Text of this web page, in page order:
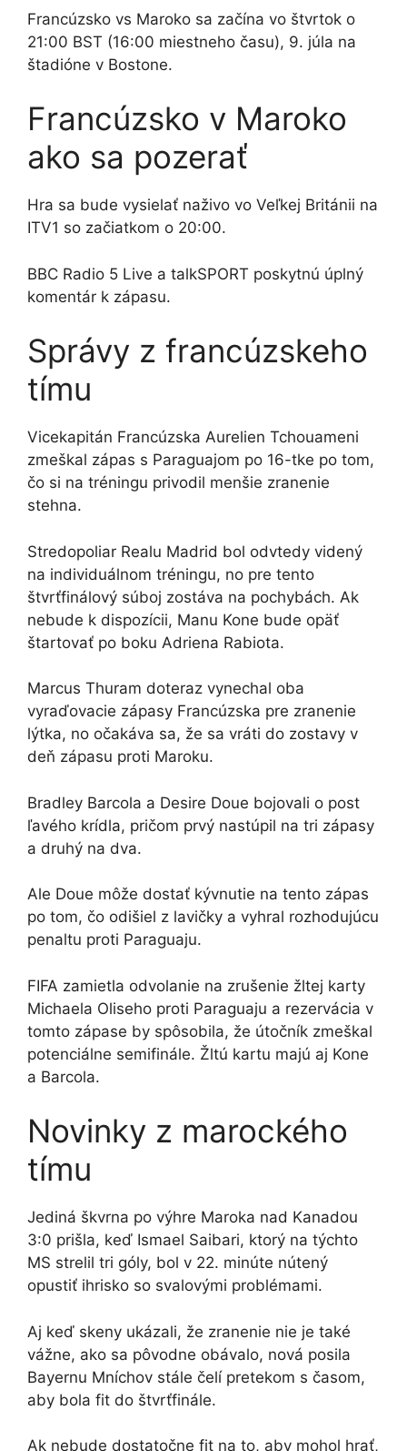
Francúzsko vs Maroko sa začína vo štvrtok o
21:00 BST (16:00 miestneho času), 9. júla na
štadióne v Bostone.
Francúzsko v Maroko
ako sa pozerať
Hra sa bude vysielať naživo vo Veľkej Británii na
ITV1 so začiatkom o 20:00.
BBC Radio 5 Live a talkSPORT poskytnú úplný
komentár k zápasu.
Správy z francúzskeho
tímu
Vicekapitán Francúzska Aurelien Tchouameni
zmeškal zápas s Paraguajom po 16-tke po tom,
čo si na tréningu privodil menšie zranenie
stehna.
Stredopoliar Realu Madrid bol odvtedy videný
na individuálnom tréningu, no pre tento
štvrťfinálový súboj zostáva na pochybách. Ak
nebude k dispozícii, Manu Kone bude opäť
štartovať po boku Adriena Rabiota.
Marcus Thuram doteraz vynechal oba
vyraďovacie zápasy Francúzska pre zranenie
lýtka, no očakáva sa, že sa vráti do zostavy v
deň zápasu proti Maroku.
Bradley Barcola a Desire Doue bojovali o post
ľavého krídla, pričom prvý nastúpil na tri zápasy
a druhý na dva.
Ale Doue môže dostať kývnutie na tento zápas
po tom, čo odišiel z lavičky a vyhral rozhodujúcu
penaltu proti Paraguaju.
FIFA zamietla odvolanie na zrušenie žltej karty
Michaela Oliseho proti Paraguaju a rezervácia v
tomto zápase by spôsobila, že útočník zmeškal
potenciálne semifinále. Žltú kartu majú aj Kone
a Barcola.
Novinky z marockého
tímu
Jediná škvrna po výhre Maroka nad Kanadou
3:0 prišla, keď Ismael Saibari, ktorý na týchto
MS strelil tri góly, bol v 22. minúte nútený
opustiť ihrisko so svalovými problémami.
Aj keď skeny ukázali, že zranenie nie je také
vážne, ako sa pôvodne obávalo, nová posila
Bayernu Mníchov stále čelí pretekom s časom,
aby bola fit do štvrťfinále.
Ak nebude dostatočne fit na to, aby mohol hrať,